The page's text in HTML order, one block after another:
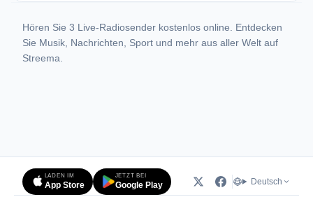
Hören Sie 3 Live-Radiosender kostenlos online. Entdecken
Sie Musik, Nachrichten, Sport und mehr aus aller Welt auf
Streema.
LADEN IM
App Store
JETZT BEI
Google Play Deutsch